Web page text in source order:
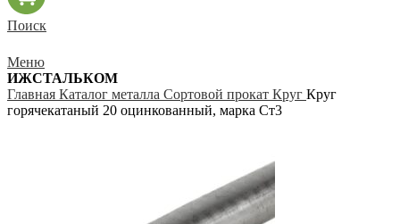
Поиск
Меню
ИЖСТАЛЬКОМ
Главная Каталог металла Сортовой прокат Круг Круг
горячекатаный 20 оцинкованный, марка Ст3